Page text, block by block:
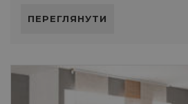
ПЕРЕГЛЯНУТИ